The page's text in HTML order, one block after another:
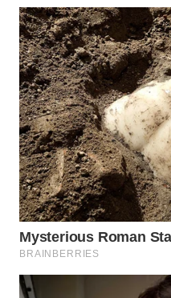
WAHANANEWS
ID
WAHANANEWS
CO ID
WAHANANEWS
NET
WAHANA
SPORT